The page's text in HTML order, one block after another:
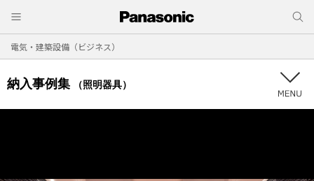
電気・建築設備（ビジネス）
納入事例集 （照明器具）